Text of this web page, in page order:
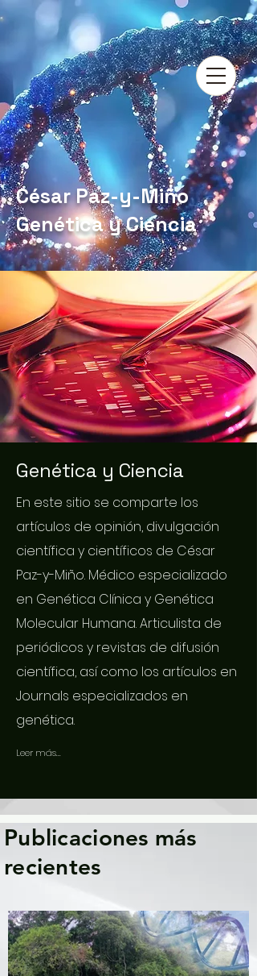
César Paz-y-Miño
Genética y Ciencia
Genética y Ciencia
En este sitio se comparte los
artículos de opinión, divulgación
científica y científicos de César
Paz-y-Miño. Médico especializado
en Genética Clínica y Genética
Molecular Humana. Articulista de
periódicos y revistas de difusión
científica, así como los artículos en
Journals especializados en
genética.
Leer más...
Publicaciones más
recientes